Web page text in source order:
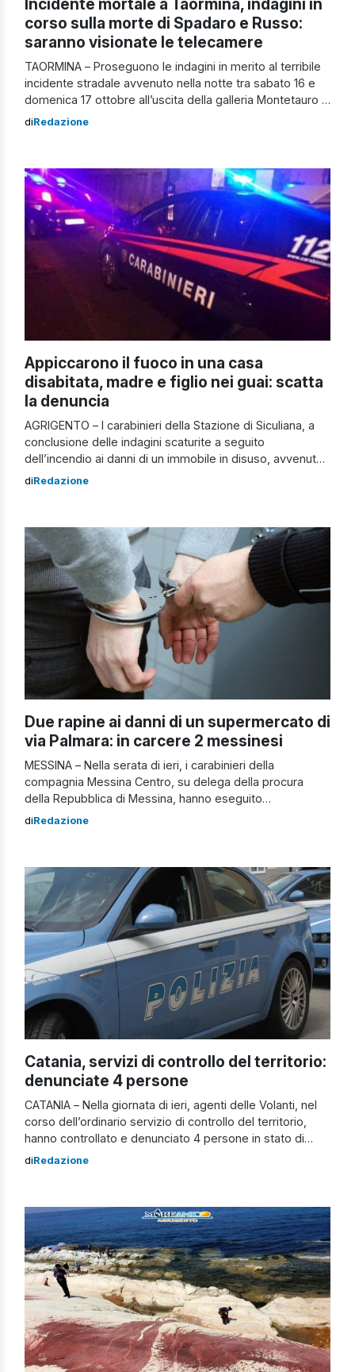
corso sulla morte di Spadaro e Russo:
saranno visionate le telecamere
TAORMINA – Proseguono le indagini in merito al terribile
incidente stradale avvenuto nella notte tra sabato 16 e
domenica 17 ottobre all’uscita della galleria Montetauro a
Taormina, in provincia di Messina, che è costato la vita a
autonoma e […]
diRedazione
Appiccarono il fuoco in una casa
disabitata, madre e figlio nei guai: scatta
la denuncia
AGRIGENTO – I carabinieri della Stazione di Siculiana, a
conclusione delle indagini scaturite a seguito
dell’incendio ai danni di un immobile in disuso, avvenuto
il 7 agosto scorso in Via Marconi, nel pomeriggio del 15
di madre e figlio. I due […]
diRedazione
Due rapine ai danni di un supermercato di
via Palmara: in carcere 2 messinesi
MESSINA – Nella serata di ieri, i carabinieri della
compagnia Messina Centro, su delega della procura
della Repubblica di Messina, hanno eseguito
un’ordinanza di custodia cautelare in carcere nei
responsabili, a vario titolo, di 2 rapine perpetrate ai danni
[…]
diRedazione
Catania, servizi di controllo del territorio:
denunciate 4 persone
CATANIA – Nella giornata di ieri, agenti delle Volanti, nel
corso dell’ordinario servizio di controllo del territorio,
hanno controllato e denunciato 4 persone in stato di
libertà per vari titoli di reato. Intorno alle 16,30, personale
prevenzione dell’avviso orale; […]
diRedazione